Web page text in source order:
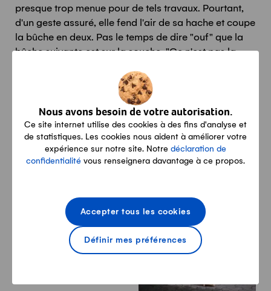
Nous avons besoin de votre autorisation.
Ce site internet utilise des cookies à des fins d'analyse et
de statistiques. Les cookies nous aident à améliorer votre
expérience sur notre site. Notre déclaration de
confidentialité vous renseignera davantage à ce propos.
Définir mes préférences
Accepter tous les cookies
presque trop menue pour de tels travaux. Pourtant,
d'un geste assuré, elle fend l'air de sa hache et coupe
la bûche en deux. Pas le temps de dire "ouf" que la
bûche suivante est sur la souche. "Ce n'est pas la
important, c'est d'avoir le bon dosage entre force et
technique", explique Lea.